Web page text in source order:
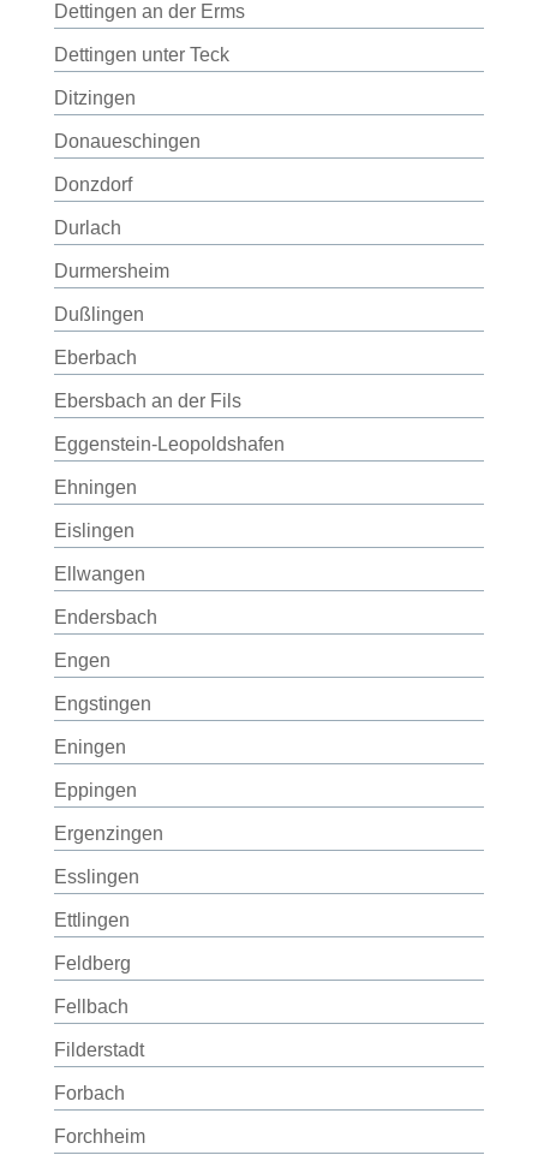
Dettingen an der Erms
Dettingen unter Teck
Ditzingen
Donaueschingen
Donzdorf
Durlach
Durmersheim
Dußlingen
Eberbach
Ebersbach an der Fils
Eggenstein-Leopoldshafen
Ehningen
Eislingen
Ellwangen
Endersbach
Engen
Engstingen
Eningen
Eppingen
Ergenzingen
Esslingen
Ettlingen
Feldberg
Fellbach
Filderstadt
Forbach
Forchheim